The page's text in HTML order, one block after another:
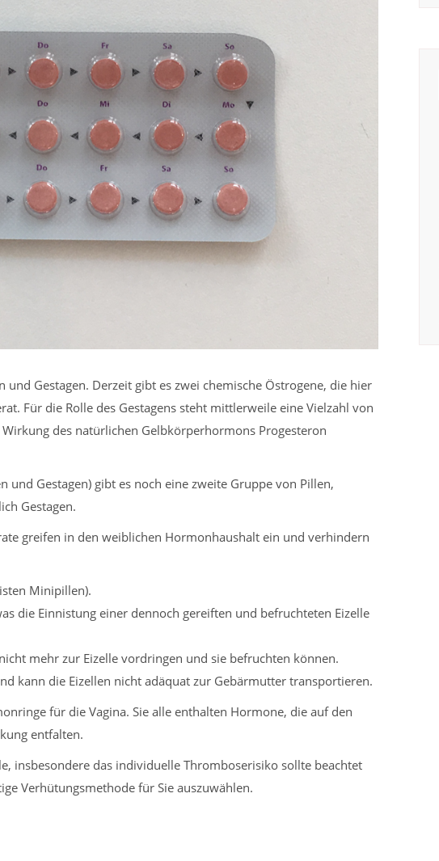
Gestagen. Derzeit gibt es zwei chemische Östrogene, die hier
Für die Rolle des Gestagens steht mittlerweile eine Vielzahl von
des natürlichen Gelbkörperhormons Progesteron
Gestagen) gibt es noch eine zweite Gruppe von Pillen,
Gestagen.
greifen in den weiblichen Hormonhaushalt ein und verhindern
Minipillen).
die Einnistung einer dennoch gereiften und befruchteten Eizelle
mehr zur Eizelle vordringen und sie befruchten können.
kann die Eizellen nicht adäquat zur Gebärmutter transportieren.
für die Vagina. Sie alle enthalten Hormone, die auf den
entfalten.
insbesondere das individuelle Thromboserisiko sollte beachtet
Verhütungsmethode für Sie auszuwählen.